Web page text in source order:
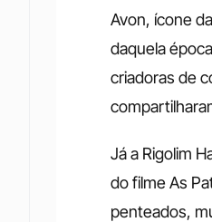
Avon, ícone
daquela
criadoras de
Já a Rigolim
do filme As
penteados,